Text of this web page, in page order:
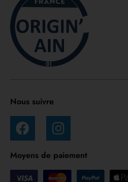
Nous suivre
Moyens de paiement